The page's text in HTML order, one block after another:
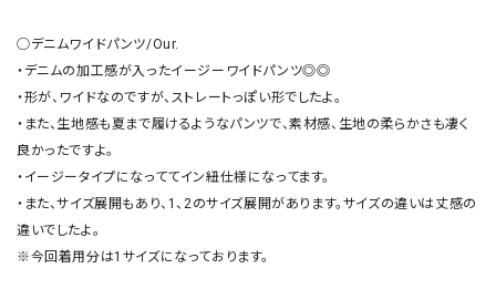
◯デニムワイドパンツ/Our.
・デニムの加工感が入ったイージーワイドパンツ◎◎
・形が、ワイドなのですが、ストレートっぽい形でしたよ。
・また、生地感も夏まで履けるようなパンツで、素材感、生地の柔らかさも凄く
良かったですよ。
・イージータイプになっててイン紐仕様になってます。
・また、サイズ展開もあり、1、2のサイズ展開があります。サイズの違いは丈感の
違いでしたよ。
※今回着用分は1サイズになっております。